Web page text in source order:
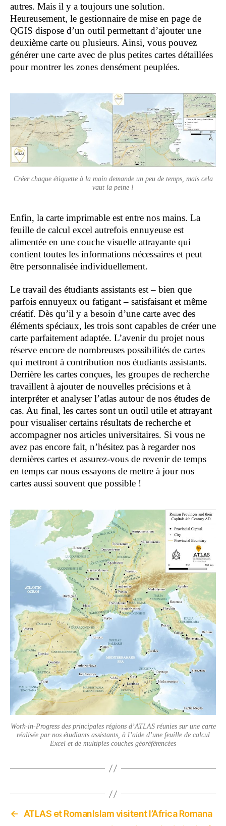
autres. Mais il y a toujours une solution.
Heureusement, le gestionnaire de mise en page de
QGIS dispose d’un outil permettant d’ajouter une
deuxième carte ou plusieurs. Ainsi, vous pouvez
générer une carte avec de plus petites cartes détaillées
pour montrer les zones densément peuplées.
Créer chaque étiquette à la main demande un peu de temps, mais cela
vaut la peine !
Enfin, la carte imprimable est entre nos mains. La
feuille de calcul excel autrefois ennuyeuse est
alimentée en une couche visuelle attrayante qui
contient toutes les informations nécessaires et peut
être personnalisée individuellement.
Le travail des étudiants assistants est – bien que
parfois ennuyeux ou fatigant – satisfaisant et même
créatif. Dès qu’il y a besoin d’une carte avec des
éléments spéciaux, les trois sont capables de créer une
carte parfaitement adaptée. L’avenir du projet nous
réserve encore de nombreuses possibilités de cartes
qui mettront à contribution nos étudiants assistants.
Derrière les cartes conçues, les groupes de recherche
travaillent à ajouter de nouvelles précisions et à
interpréter et analyser l’atlas autour de nos études de
cas. Au final, les cartes sont un outil utile et attrayant
pour visualiser certains résultats de recherche et
accompagner nos articles universitaires. Si vous ne
avez pas encore fait, n’hésitez pas à regarder nos
dernières cartes et assurez-vous de revenir de temps
en temps car nous essayons de mettre à jour nos
cartes aussi souvent que possible !
Work-in-Progress des principales régions d’ATLAS réunies sur une carte
réalisée par nos étudiants assistants, à l’aide d’une feuille de calcul
Excel et de multiples couches géoréférencées
← ATLAS et RomanIslam visitent l’Africa Romana